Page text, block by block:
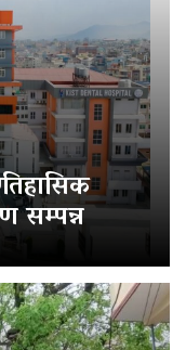
सम्पन्न